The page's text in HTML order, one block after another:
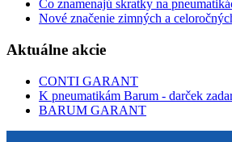
Čo znamenajú skratky na
Nové značenie zimných a
Aktuálne akcie
CONTI GARANT
K pneumatikám Barum - darček
BARUM GARANT